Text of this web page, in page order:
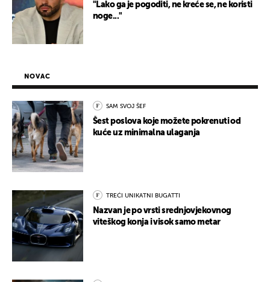
"Lako ga je pogoditi, ne kreće se, ne koristi
noge..."
NOVAC
SAM SVOJ ŠEF
Šest poslova koje možete pokrenuti od
kuće uz minimalna ulaganja
TREĆI UNIKATNI BUGATTI
Nazvan je po vrsti srednjovjekovnog
viteškog konja i visok samo metar